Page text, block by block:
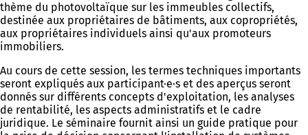
thème du photovoltaïque sur les immeubles collectifs,
destinée aux propriétaires de bâtiments, aux copropriétés,
aux propriétaires individuels ainsi qu'aux promoteurs
immobiliers.
Au cours de cette session, les termes techniques importants
seront expliqués aux participant·e·s et des aperçus seront
donnés sur différents concepts d'exploitation, les analyses
de rentabilité, les aspects administratifs et le cadre
juridique. Le séminaire fournit ainsi un guide pratique pour